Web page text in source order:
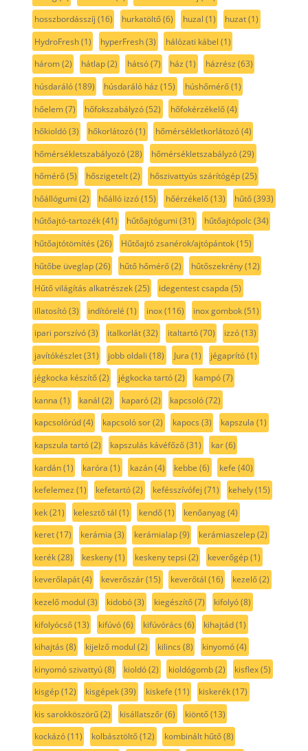
hosszbordásszíj (16) hurkatöltő(6) huzal (1) huzat(1)
HydroFresh(1) hyperFresh(3) hálózati kábel (1)
három(2) hátlap(2) hátsó(7) ház (1) házrész (63)
húsdaráló(189) húsdaráló ház (15) húshőmérő(1)
hőelem(7) hőfokszabályzó(52) hőfokérzékelő(4)
hőkioldó(3) hőkorlátozó(1) hőmérsékletkorlátozó(4)
hőmérsékletszabályozó(28) hőmérsékletszabályzó(29)
hőmérő(5) hőszigetelt(2) hőszivattyús szárítógép(25)
hőállógumi (2) hőálló izzó(15) hőérzékelő(13) hűtő(393)
hűtőajtó-tartozék(41) hűtőajtógumi (31) hűtőajtópolc(34)
hűtőajtótömítés (26) Hűtőajtó zsanérok/ajtópántok(15)
hűtőbe üveglap(26) hűtő hőmérő(2) hűtőszekrény(12)
Hűtő világítás alkatrészek(25) idegentest csapda (5)
illatosító(3) indítórelé (1) inox(116) inox gombok(51)
ipari porszívó(3) italkorlát(32) italtartó(70) izzó(13)
javítókészlet(31) jobb oldali (18) Jura (1) jégaprító(1)
jégkocka készítő(2) jégkocka tartó(2) kampó(7)
kanna (1) kanál (2) kaparó(2) kapcsoló(72)
kapcsolórúd(4) kapcsoló sor(2) kapocs (3) kapszula (1)
kapszula tartó(2) kapszulás kávéfőző(31) kar(6)
kardán(1) karóra (1) kazán(4) kebbe (6) kefe (40)
kefelemez (1) kefetartó(2) kefésszívófej (71) kehely(15)
kek(21) kelesztő tál (1) kendő(1) kenőanyag(4)
keret(17) kerámia (3) kerámialap(9) kerámiaszelep(2)
kerék(28) keskeny(1) keskeny tepsi (2) keverőgép(1)
keverőlapát(4) keverőszár(15) keverőtál (16) kezelő(2)
kezelő modul (3) kidobó(3) kiegészítő(7) kifolyó(8)
kifolyócső(13) kifúvó(6) kifúvórács (6) kihajtád(1)
kihajtás (8) kijelző modul (2) kilincs (8) kinyomó(4)
kinyomó szivattyú(8) kioldó(2) kioldógomb(2) kisflex(5)
kisgép(12) kisgépek(39) kiskefe (11) kiskerék(17)
kis sarokköszörű(2) kisállatszőr(6) kiöntő(13)
kockázó(11) kolbásztöltő(12) kombinált hűtő(8)